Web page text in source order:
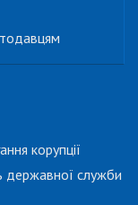
корупції
державної служби